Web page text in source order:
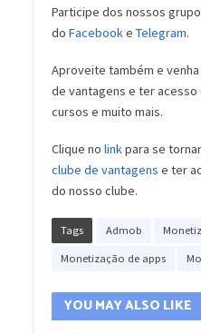
Participe dos nossos
do Facebooke Telegram.
Aproveite também e
de vantagens e ter
cursos e muito mais.
Clique no linkpara se
clube de vantagens e ter
do nosso clube.
Tags Admob
Monetização de apps
YOU MAY ALSO LIKE